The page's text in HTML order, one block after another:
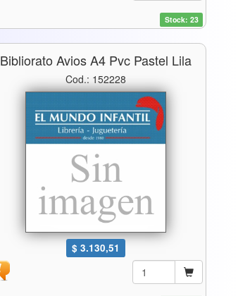
Stock: 23
Bibliorato Avios A4 Pvc Pastel Lila
Cod.: 152228
$ 3.130,51